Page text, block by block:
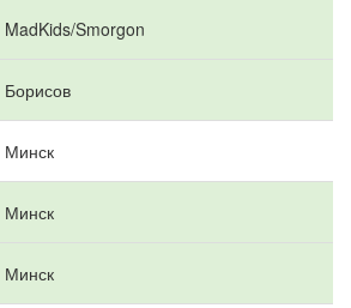
MadKids/Smorgon
Борисов
Минск
Минск
Минск